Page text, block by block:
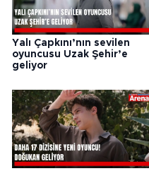
Yalı Çapkını’nın sevilen
oyuncusu Uzak Şehir’e
geliyor